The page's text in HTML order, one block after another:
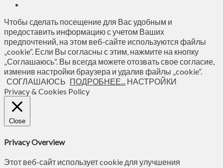
Чтобы сделать посещение для Вас удобным и
предоставить информацию с учетом Ваших
предпочтений, на этом веб-сайте используются файлы
„cookie“. Если Вы согласны с этим, нажмите на кнопку
„Соглашаюсь“. Вы всегда можете отозвать свое согласие,
изменив настройки браузера и удалив файлы „cookie“.
СОГЛАШАЮСЬ ПОДРОБНЕЕ... НАСТРОЙКИ
Privacy & Cookies Policy
Close
Privacy Overview
Этот веб-сайт использует cookie для улучшения